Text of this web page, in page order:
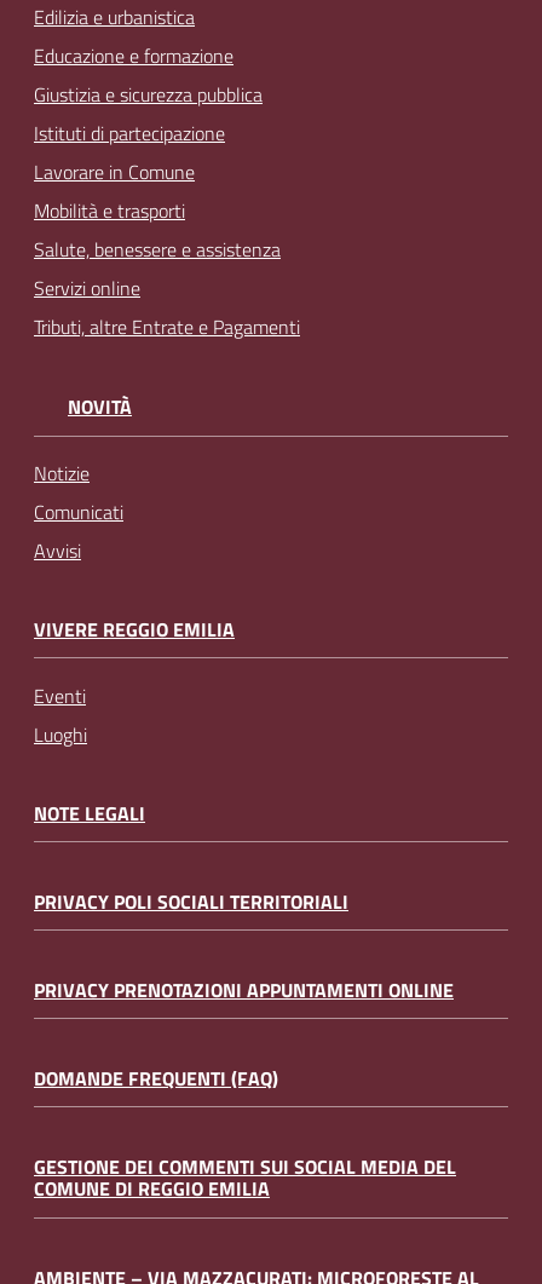
Edilizia e urbanistica
Educazione e formazione
Giustizia e sicurezza pubblica
Istituti di partecipazione
Lavorare in Comune
Mobilità e trasporti
Salute, benessere e assistenza
Servizi online
Tributi, altre Entrate e Pagamenti
NOVITÀ
Notizie
Comunicati
Avvisi
VIVERE REGGIO EMILIA
Eventi
Luoghi
NOTE LEGALI
PRIVACY POLI SOCIALI TERRITORIALI
PRIVACY PRENOTAZIONI APPUNTAMENTI ONLINE
DOMANDE FREQUENTI (FAQ)
GESTIONE DEI COMMENTI SUI SOCIAL MEDIA DEL
COMUNE DI REGGIO EMILIA
AMBIENTE – VIA MAZZACURATI: MICROFORESTE AL